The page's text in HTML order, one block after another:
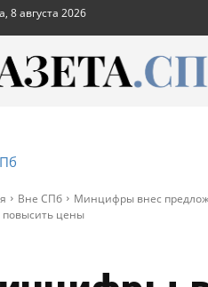
8 августа 2026
Вне СПб
Минцифры внес
повысить цены